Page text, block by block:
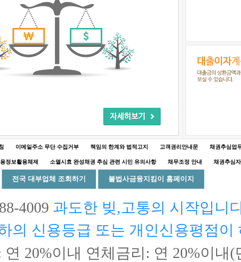
이메일주소 무단 수집거부 책임의 한계와 법적고지 고객권리안내문 채권추심업
정보활용체제 소멸시효 완성채권 추심 관련 시민 유의사항 채무조정 안내 채권추심
전국 대부업체 조회하기 불법사금융지킴이 홈페이지
4009 과도한 빚,고통의 시작입니
의 신용등급 또는 개인신용평점이
연 20%이내 연체금리: 연 20%이내(